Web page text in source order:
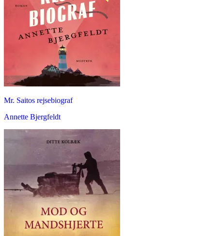
Mr. Saitos rejsebiograf
Annette Bjergfeldt